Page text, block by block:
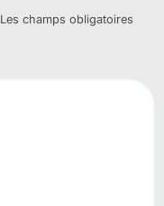
Les champs obligatoires